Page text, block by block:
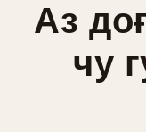
Аз
чу